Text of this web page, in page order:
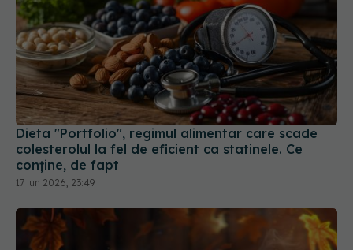
Dieta "Portfolio", regimul alimentar care scade
colesterolul la fel de eficient ca statinele. Ce
conține, de fapt
17 iun 2026, 23:49